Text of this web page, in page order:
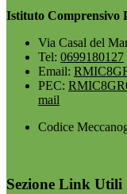
Istituto Comprensivo
Via Casal del
Tel: 0699180127
Email:
PEC:
mail
Codice
Sezione Link Utili